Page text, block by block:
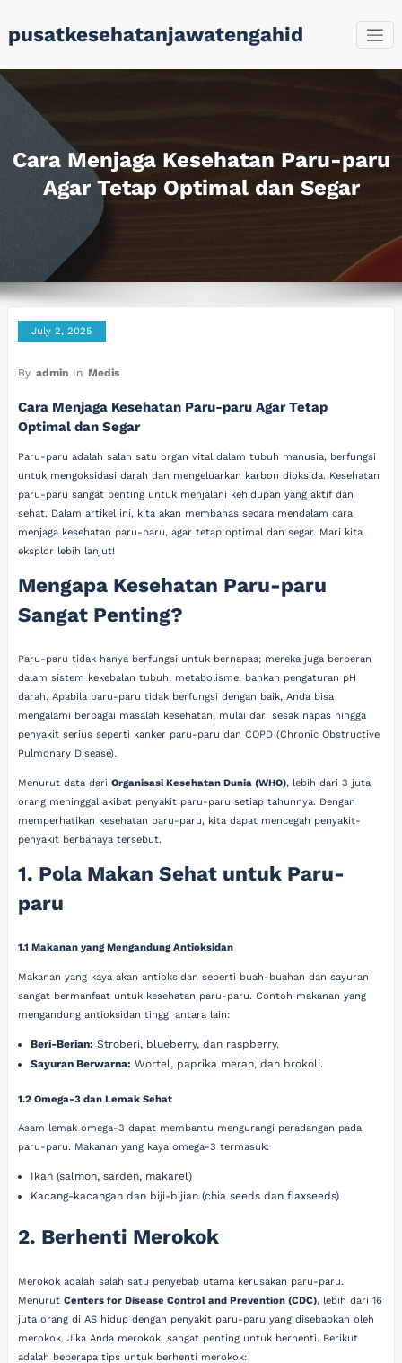
to
content
pusatkesehatanjawatengahid
Cara Menjaga Kesehatan Paru-paru
Agar Tetap Optimal dan Segar
July 2, 2025
By admin In Medis
Cara Menjaga Kesehatan Paru-paru Agar Tetap
Optimal dan Segar
Paru-paru adalah salah satu organ vital dalam tubuh manusia, berfungsi
untuk mengoksidasi darah dan mengeluarkan karbon dioksida. Kesehatan
paru-paru sangat penting untuk menjalani kehidupan yang aktif dan
sehat. Dalam artikel ini, kita akan membahas secara mendalam cara
menjaga kesehatan paru-paru, agar tetap optimal dan segar. Mari kita
eksplor lebih lanjut!
Mengapa Kesehatan Paru-paru
Sangat Penting?
Paru-paru tidak hanya berfungsi untuk bernapas; mereka juga berperan
dalam sistem kekebalan tubuh, metabolisme, bahkan pengaturan pH
darah. Apabila paru-paru tidak berfungsi dengan baik, Anda bisa
mengalami berbagai masalah kesehatan, mulai dari sesak napas hingga
penyakit serius seperti kanker paru-paru dan COPD (Chronic Obstructive
Pulmonary Disease).
Menurut data dariOrganisasi Kesehatan Dunia (WHO), lebih dari 3 juta
orang meninggal akibat penyakit paru-paru setiap tahunnya. Dengan
memperhatikan kesehatan paru-paru, kita dapat mencegah penyakit-
penyakit berbahaya tersebut.
1. Pola Makan Sehat untuk Paru-
paru
1.1 Makanan yang Mengandung Antioksidan
Makanan yang kaya akan antioksidan seperti buah-buahan dan sayuran
sangat bermanfaat untuk kesehatan paru-paru. Contoh makanan yang
mengandung antioksidan tinggi antara lain:
Beri-Berian: Stroberi, blueberry, dan raspberry.
Sayuran Berwarna: Wortel, paprika merah, dan brokoli.
1.2 Omega-3 dan Lemak Sehat
Asam lemak omega-3 dapat membantu mengurangi peradangan pada
paru-paru. Makanan yang kaya omega-3 termasuk:
Ikan (salmon, sarden, makarel)
Kacang-kacangan dan biji-bijian (chia seeds dan flaxseeds)
2. Berhenti Merokok
Merokok adalah salah satu penyebab utama kerusakan paru-paru.
MenurutCenters for Disease Control and Prevention (CDC), lebih dari 16
juta orang di AS hidup dengan penyakit paru-paru yang disebabkan oleh
merokok. Jika Anda merokok, sangat penting untuk berhenti. Berikut
adalah beberapa tips untuk berhenti merokok: